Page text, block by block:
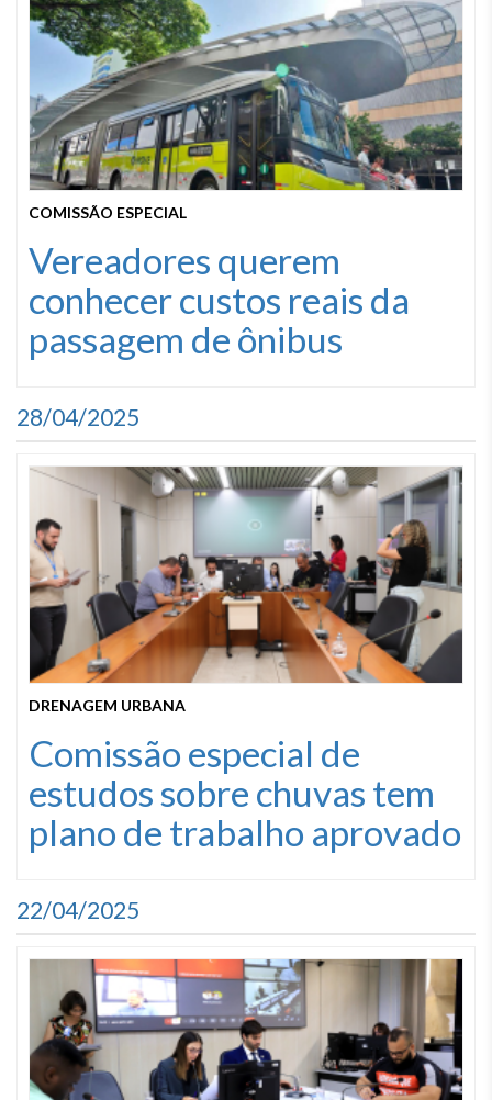
COMISSÃO ESPECIAL
Vereadores querem
conhecer custos reais da
passagem de ônibus
28/04/2025
DRENAGEM URBANA
Comissão especial de
estudos sobre chuvas tem
plano de trabalho aprovado
22/04/2025